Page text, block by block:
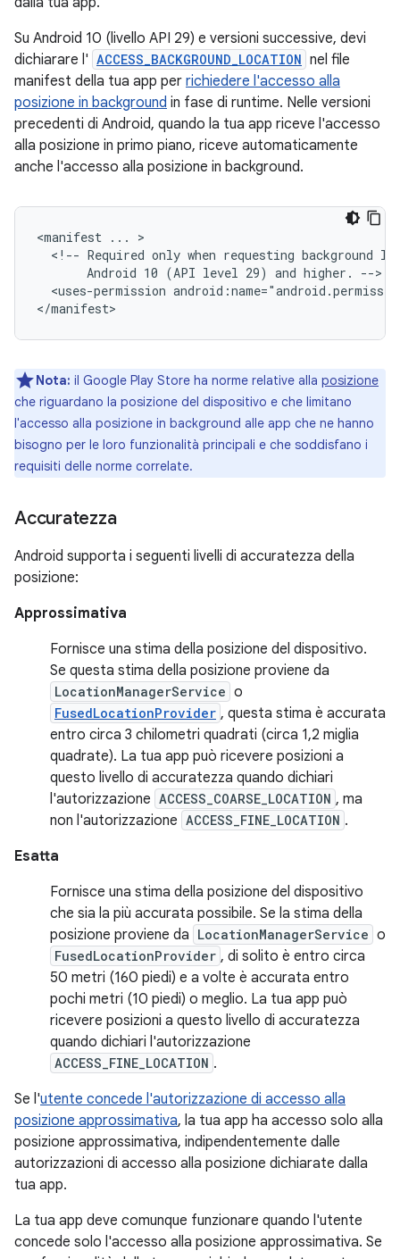
Su Android 10 (livello API 29) e versioni successive, devi
dichiarare l' ACCESS_BACKGROUND_LOCATION nel file
manifest della tua app per richiedere l'accesso alla
posizione in background in fase di runtime. Nelle versioni
precedenti di Android, quando la tua app riceve l'accesso
alla posizione in primo piano, riceve automaticamente
anche l'accesso alla posizione in background.
<manifest ...
<!-- Required only when requesting background
Android 10 (API level 29) and higher.
<uses-permission
Nota: il Google Play Store ha norme relative alla posizione
che riguardano la posizione del dispositivo e che limitano
l'accesso alla posizione in background alle app che ne hanno
bisogno per le loro funzionalità principali e che soddisfano i
requisiti delle norme correlate.
Accuratezza
Android supporta i seguenti livelli di accuratezza della
posizione:
Approssimativa
Fornisce una stima della posizione del dispositivo.
Se questa stima della posizione proviene da
LocationManagerService o
FusedLocationProvider , questa stima è accurata
entro circa 3 chilometri quadrati (circa 1,2 miglia
quadrate). La tua app può ricevere posizioni a
questo livello di accuratezza quando dichiari
l'autorizzazione ACCESS_COARSE_LOCATION , ma
non l'autorizzazione ACCESS_FINE_LOCATION .
Esatta
Fornisce una stima della posizione del dispositivo
che sia la più accurata possibile. Se la stima della
posizione proviene da LocationManagerService o
FusedLocationProvider , di solito è entro circa
50 metri (160 piedi) e a volte è accurata entro
pochi metri (10 piedi) o meglio. La tua app può
ricevere posizioni a questo livello di accuratezza
quando dichiari l'autorizzazione
ACCESS_FINE_LOCATION .
Se l'utente concede l'autorizzazione di accesso alla
posizione approssimativa, la tua app ha accesso solo alla
posizione approssimativa, indipendentemente dalle
autorizzazioni di accesso alla posizione dichiarate dalla
tua app.
La tua app deve comunque funzionare quando l'utente
concede solo l'accesso alla posizione approssimativa. Se